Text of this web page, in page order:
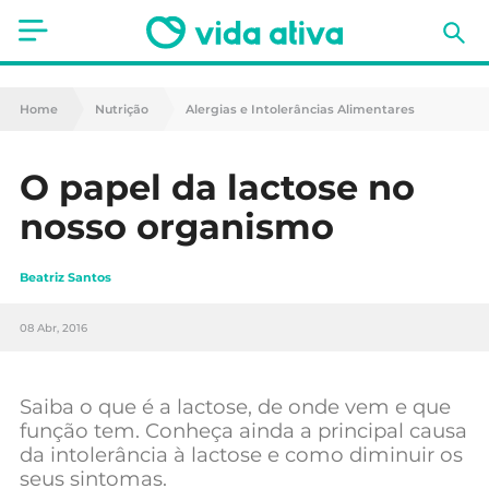
Saúde
Nutrição
Animais de Estimação
Home Nutrição Alergias e Intolerâncias Alimentares
O papel da lactose no
nosso organismo
Beatriz Santos
08 Abr, 2016
Saiba o que é a lactose, de onde vem e que
função tem. Conheça ainda a principal causa
da intolerância à lactose e como diminuir os
seus sintomas.